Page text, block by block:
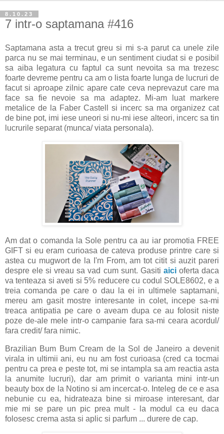
8.10.23
7 intr-o saptamana #416
Saptamana asta a trecut greu si mi s-a parut ca unele zile
parca nu se mai terminau, e un sentiment ciudat si e posibil
sa aiba legatura cu faptul ca sunt nevoita sa ma trezesc
foarte devreme pentru ca am o lista foarte lunga de lucruri de
facut si aproape zilnic apare cate ceva neprevazut care ma
face sa fie nevoie sa ma adaptez. Mi-am luat markere
metalice de la Faber Castell si incerc sa ma organizez cat
de bine pot, imi iese uneori si nu-mi iese alteori, incerc sa tin
lucrurile separat (munca/ viata personala).
Am dat o comanda la Sole pentru ca au iar promotia FREE
GIFT si eu eram curioasa de cateva produse printre care si
astea cu mugwort de la I'm From, am tot citit si auzit pareri
despre ele si vreau sa vad cum sunt. Gasiti aicioferta daca
va tenteaza si aveti si 5% reducere cu codul SOLE8602, e a
treia comanda pe care o dau la ei in ultimele saptamani,
mereu am gasit mostre interesante in colet, incepe sa-mi
treaca antipatia pe care o aveam dupa ce au folosit niste
poze de-ale mele intr-o campanie fara sa-mi ceara acordul/
fara credit/ fara nimic.
Brazilian Bum Bum Cream de la Sol de Janeiro a devenit
virala in ultimii ani, eu nu am fost curioasa (cred ca tocmai
pentru ca prea e peste tot, mi se intampla sa am reactia asta
la anumite lucruri), dar am primit o varianta mini intr-un
beauty box de la Notino si am incercat-o. Inteleg de ce e asa
nebunie cu ea, hidrateaza bine si miroase interesant, dar
mie mi se pare un pic prea mult - la modul ca eu daca
folosesc crema asta si aplic si parfum ... durere de cap.